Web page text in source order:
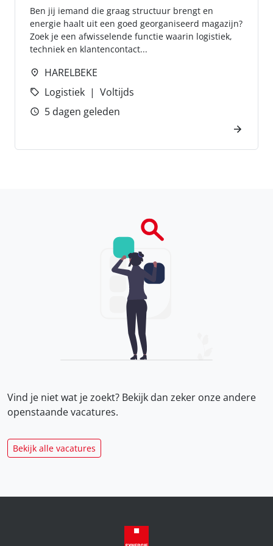
Ben jij iemand die graag structuur brengt en
energie haalt uit een goed georganiseerd magazijn?
Zoek je een afwisselende functie waarin logistiek,
techniek en klantencontact...
HARELBEKE
Logistiek
Voltijds
5 dagen geleden
Vind je niet wat je zoekt? Bekijk dan zeker onzeandere
openstaande vacatures.
Bekijk alle vacatures